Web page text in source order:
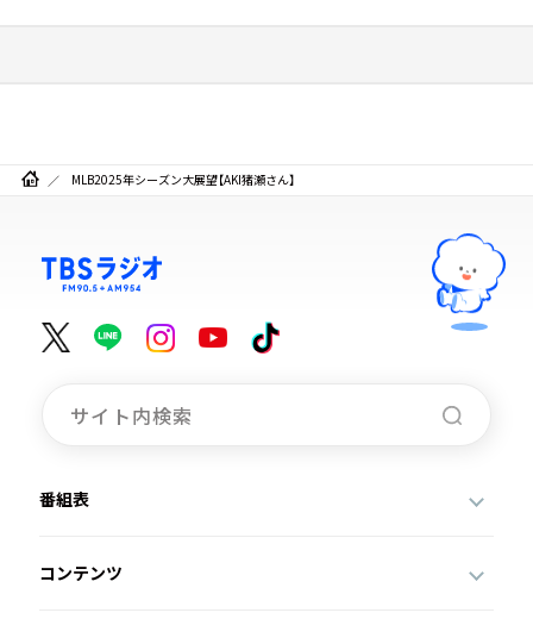
MLB2025年シーズン大展望【AKI猪瀬さん】
番組表
コンテンツ